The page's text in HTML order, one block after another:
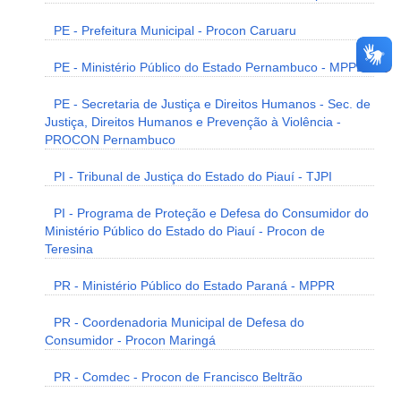
PE - Prefeitura Municipal - Procon Caruaru
PE - Ministério Público do Estado Pernambuco - MPPE
PE - Secretaria de Justiça e Direitos Humanos - Sec. de
Justiça, Direitos Humanos e Prevenção à Violência -
PROCON Pernambuco
PI - Tribunal de Justiça do Estado do Piauí - TJPI
PI - Programa de Proteção e Defesa do Consumidor do
Ministério Público do Estado do Piauí - Procon de
Teresina
PR - Ministério Público do Estado Paraná - MPPR
PR - Coordenadoria Municipal de Defesa do
Consumidor - Procon Maringá
PR - Comdec - Procon de Francisco Beltrão